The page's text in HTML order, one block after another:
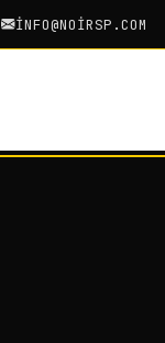
INFO@NOIRSP.COM